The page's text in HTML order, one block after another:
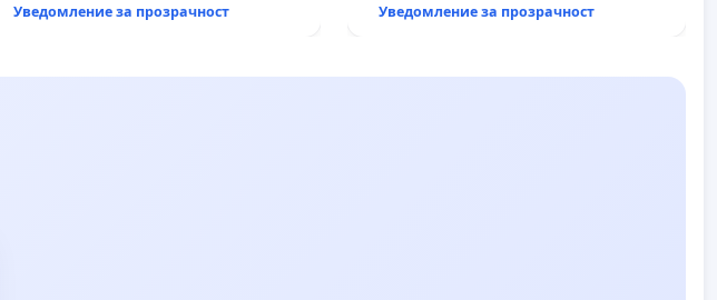
Уведомление за прозрачност
републиканския път между пътен
Уведомление за прозрачност